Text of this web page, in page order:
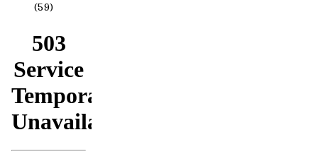
(59)